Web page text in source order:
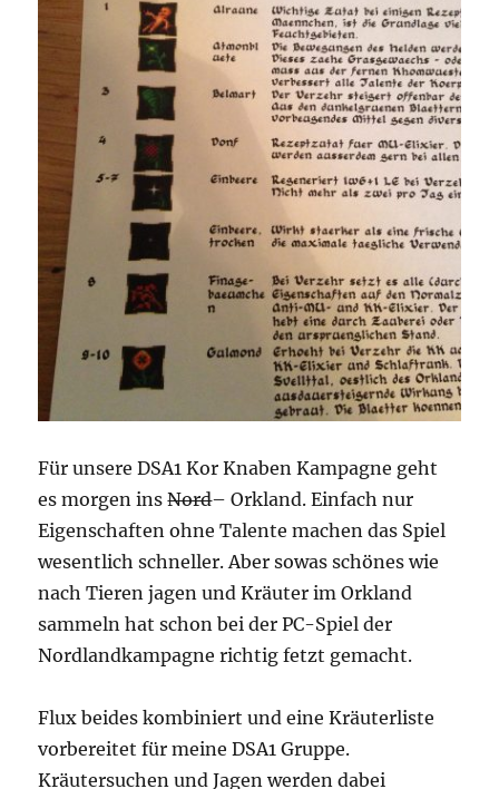
Für unsere DSA1 Kor Knaben Kampagne geht
es morgen insNord– Orkland. Einfach nur
Eigenschaften ohne Talente machen das Spiel
wesentlich schneller. Aber sowas schönes wie
nach Tieren jagen und Kräuter im Orkland
sammeln hat schon bei der PC-Spiel der
Nordlandkampagne richtig fetzt gemacht.
Flux beides kombiniert und eine Kräuterliste
vorbereitet für meine DSA1 Gruppe.
Kräutersuchen und Jagen werden dabei